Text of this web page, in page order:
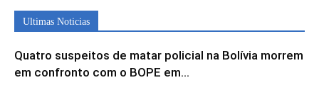
Ultimas Noticias
Quatro suspeitos de matar policial na Bolívia morrem
em confronto com o BOPE em...